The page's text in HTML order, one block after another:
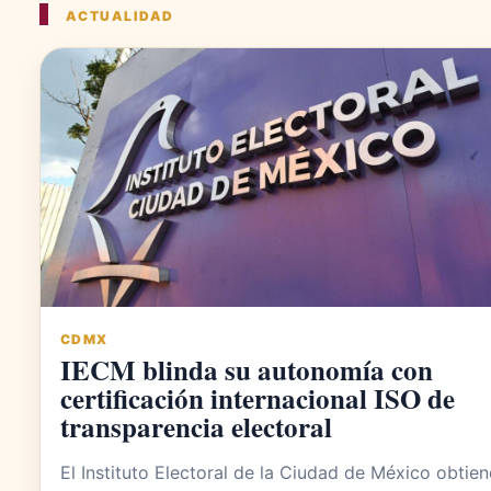
ACTUALIDAD
CDMX
IECM blinda su autonomía con
certificación internacional ISO de
transparencia electoral
El Instituto Electoral de la Ciudad de México